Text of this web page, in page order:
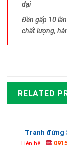
đại
Đền gấp 10
chất lượng,
RELATED
Tranh đứng
Liên hệ